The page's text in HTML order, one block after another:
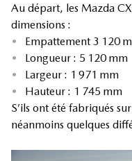
Au départ, les Mazda
dimensions :
•
Empattement 3 120
•
Longueur : 5 120 mm
•
Largeur : 1 971 mm
•
Hauteur : 1 745 mm
S’ils ont été fabriqués
néanmoins quelques